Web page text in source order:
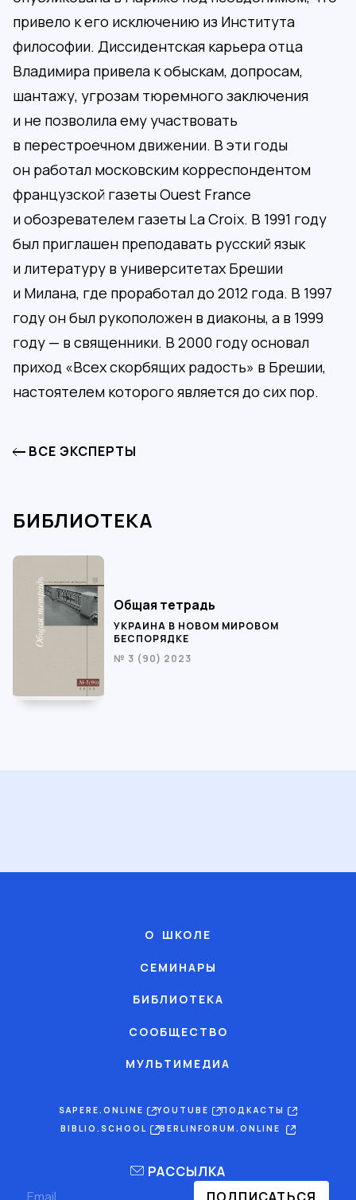
привело к его исключению из Института
философии. Диссидентская карьера отца
Владимира привела к обыскам, допросам,
шантажу, угрозам тюремного заключения
и не позволила ему участвовать
в перестроечном движении. В эти годы
он работал московским корреспондентом
французской газеты Ouest France
и обозревателем газеты La Croix. В 1991 году
был приглашен преподавать русский язык
и литературу в университетах Брешии
и Милана, где проработал до 2012 года. В 1997
году он был рукоположен в диаконы, а в 1999
году — в священники. В 2000 году основал
приход «Всех скорбящих радость» в Брешии,
настоятелем которого является до сих пор.
ВСЕ ЭКСПЕРТЫ
БИБЛИОТЕКА
Общая тетрадь
УКРАИНА В НОВОМ МИРОВОМ
БЕСПОРЯДКЕ
№ 3 (90) 2023
О ШКОЛЕ
СЕМИНАРЫ
БИБЛИОТЕКА
СООБЩЕСТВО
МУЛЬТИМЕДИА
SAPERE.ONLINE YOUTUBE
ПОДКАСТЫ
BIBLIO.SCHOOL
BERLINFORUM.ONLINE
РАССЫЛКА
ПОДПИСАТЬСЯ